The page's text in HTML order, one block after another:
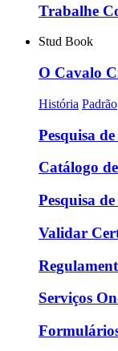
Trabalhe
Stud Book
O Cavalo
História Padrão
Pesquisa
Catálogo
Pesquisa
Validar
Serviços